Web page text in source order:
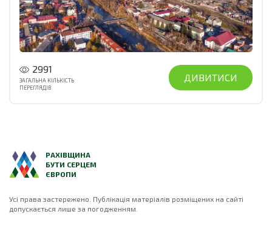
2991
ЗАГАЛЬНА КІЛЬКІСТЬ
ПЕРЕГЛЯДІВ
ДИВИТИСИ
РАХІВЩИНА
БУТИ СЕРЦЕМ
ЄВРОПИ
Усі права застережено. Публікація матеріалів розміщених на сайті
допускається лише за погодженням.